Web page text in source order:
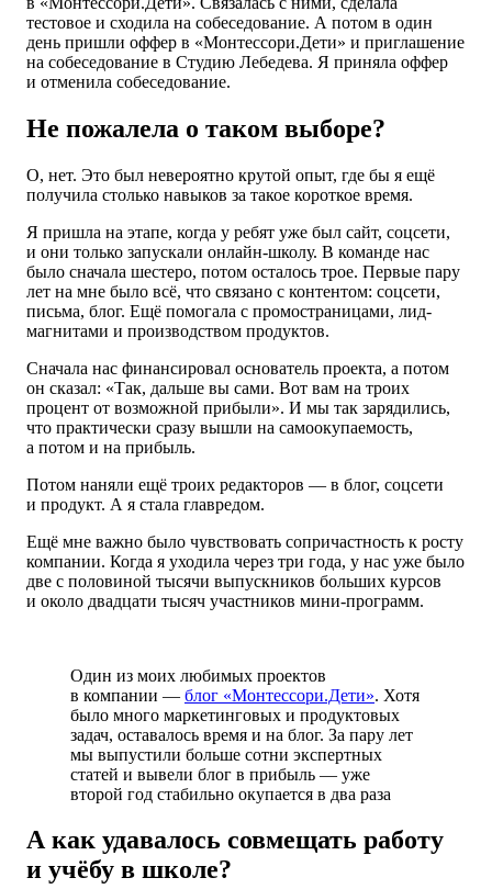
тестовое и сходила на собеседование. А потом в один
день пришли оффер в «Монтессори.Дети» и приглашение
на собеседование в Студию Лебедева. Я приняла оффер
и отменила собеседование.
Не пожалела о таком выборе?
О, нет. Это был невероятно крутой опыт, где бы я ещё
получила столько навыков за такое короткое время.
Я пришла на этапе, когда у ребят уже был сайт, соцсети,
и они только запускали онлайн-школу. В команде нас
было сначала шестеро, потом осталось трое. Первые пару
лет на мне было всё, что связано с контентом: соцсети,
письма, блог. Ещё помогала с промостраницами, лид-
магнитами и производством продуктов.
Сначала нас финансировал основатель проекта, а потом
он сказал: «Так, дальше вы сами. Вот вам на троих
процент от возможной прибыли». И мы так зарядились,
что практически сразу вышли на самоокупаемость,
а потом и на прибыль.
Потом наняли ещё троих редакторов — в блог, соцсети
и продукт. А я стала главредом.
Ещё мне важно было чувствовать сопричастность к росту
компании. Когда я уходила через три года, у нас уже было
две с половиной тысячи выпускников больших курсов
и около двадцати тысяч участников мини-программ.
Один из моих любимых проектов
в компании — блог «Монтессори.Дети». Хотя
было много маркетинговых и продуктовых
задач, оставалось время и на блог. За пару лет
мы выпустили больше сотни экспертных
статей и вывели блог в прибыль — уже
второй год стабильно окупается в два раза
А как удавалось совмещать работу
и учёбу в школе?